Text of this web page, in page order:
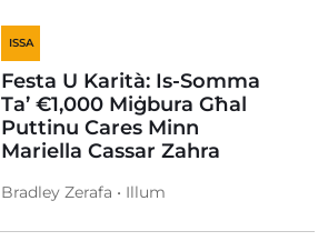
ISSA
Festa U Karità: Is-Somma
Ta’ €1,000 Miġbura Għal
Puttinu Cares Minn
Mariella Cassar Zahra
Bradley Zerafa • Illum